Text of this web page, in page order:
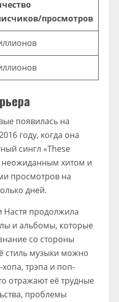
просмотров
появилась на
году, когда она
сингл «These
неожиданным хитом и
просмотров на
дней.
Настя продолжила
и альбомы, которые
со стороны
стиль музыки можно
хопа, трэпа и поп-
отражают её трудные
проблемы